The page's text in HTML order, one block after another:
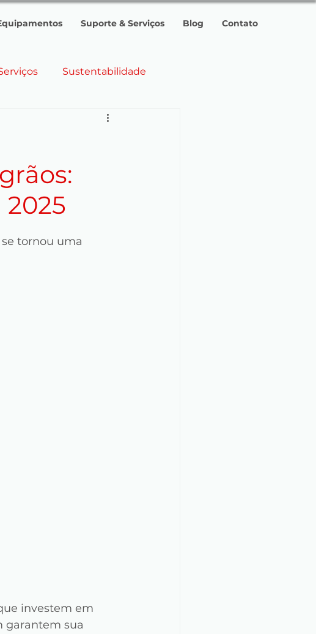
Suporte & Serviços Blog Contato
Sustentabilidade
Honduras
tornou uma
investem em
garantem sua